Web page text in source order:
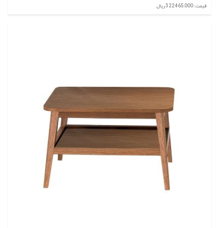
قیمت: 322,465,000 ریال